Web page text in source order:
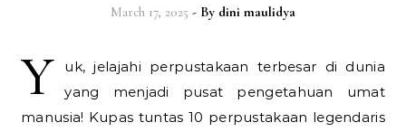
March 17, 2025 - By dini maulidya
Y
uk, jelajahi perpustakaan terbesar di dunia
yang menjadi pusat pengetahuan umat
manusia! Kupas tuntas 10 perpustakaan legendaris